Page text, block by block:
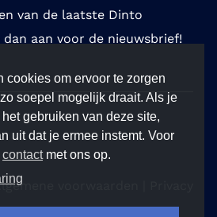
van de laatste Dinto
aan voor de nieuwsbrief!
voorwaarden
cookies om ervoor te zorgen
soepel mogelijk draait. Als je
gebruiken van deze site,
uit dat je ermee instemt. Voor
contactmet ons op.